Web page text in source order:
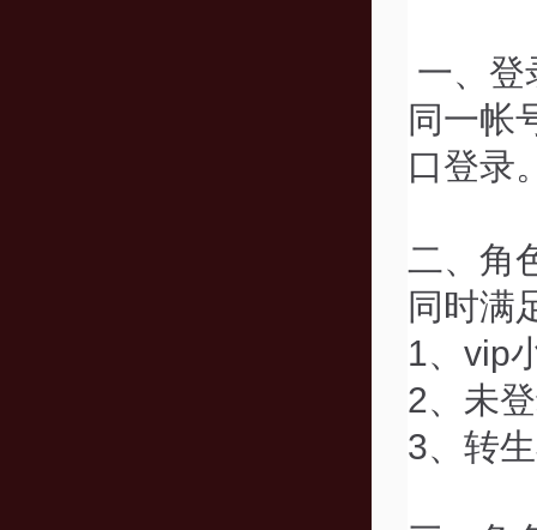
一、
同一帐
口登
二、角
同时满
1、vip
2、未
3、转